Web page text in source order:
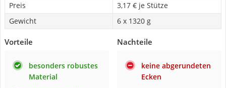
Preis
3,17 € je Stütze
Gewicht
6 x 1320 g
Vorteile
besonders robustes
Material
Nachteile
keine abgerundeten
Ecken